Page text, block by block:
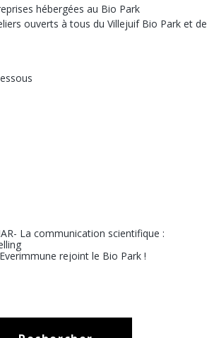
hébergées au Bio Park
ouverts à tous du Villejuif Bio Park et de
La communication scientifique :
rejoint le Bio Park !